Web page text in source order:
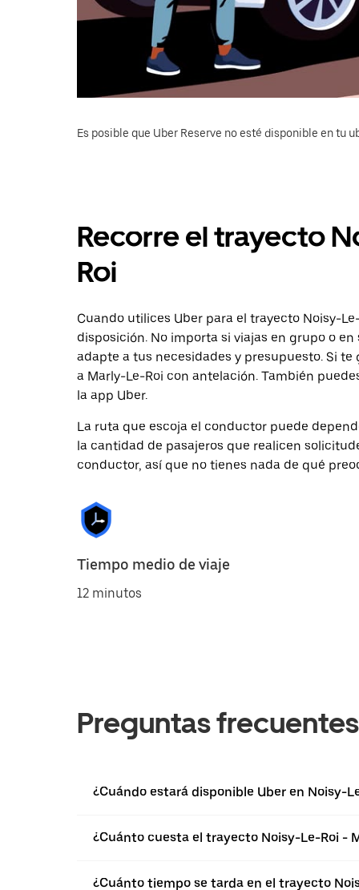
Es posible que Uber Reserve no esté disponible en tu
Recorre el trayecto
Roi
Cuando utilices Uber para el trayecto Noisy-
disposición. No importa si viajas en grupo o
adapte a tus necesidades y presupuesto. Si
a Marly-Le-Roi con antelación. También
la app Uber.
La ruta que escoja el conductor puede
la cantidad de pasajeros que realicen
conductor, así que no tienes nada de qué
Tiempo medio de viaje
12 minutos
Preguntas frecuentes
¿Cuándo estará disponible Uber en Noisy-
¿Cuánto cuesta el trayecto Noisy-Le-Roi -
¿Cuánto tiempo se tarda en el trayecto